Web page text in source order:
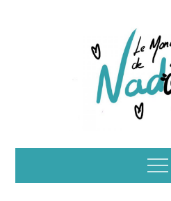
monde Menu